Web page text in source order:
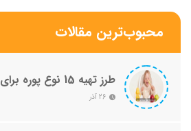
محبوب‌ترین مقالات
طرز تهیه 15 نوع پوره برای
نوزاد
26 آذر